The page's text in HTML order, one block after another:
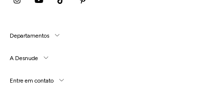
Departamentos
A Desnude
Entre em contato